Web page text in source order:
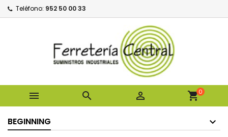
Teléfono: 952 50 00 33
   shopping_cart0
BEGINNING